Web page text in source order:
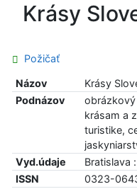
Krásy
Požičať
Názov
Krásy
Podnázov
krásam a
turistike,
Vyd.údaje
Bratislava :
ISSN
0323-